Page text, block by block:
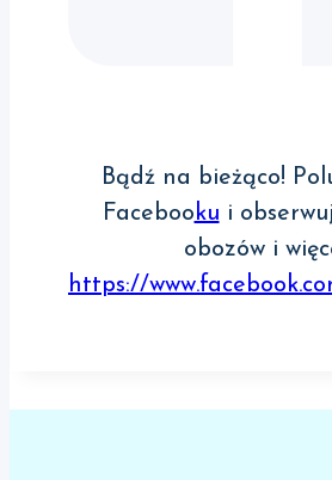
Bądź na bieżąco!
Faceboo ku i
obozów i
https://